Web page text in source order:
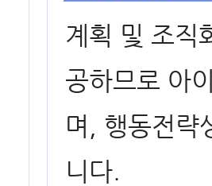
계획 및 조직
공하므로 아
며, 행동전략
니다.